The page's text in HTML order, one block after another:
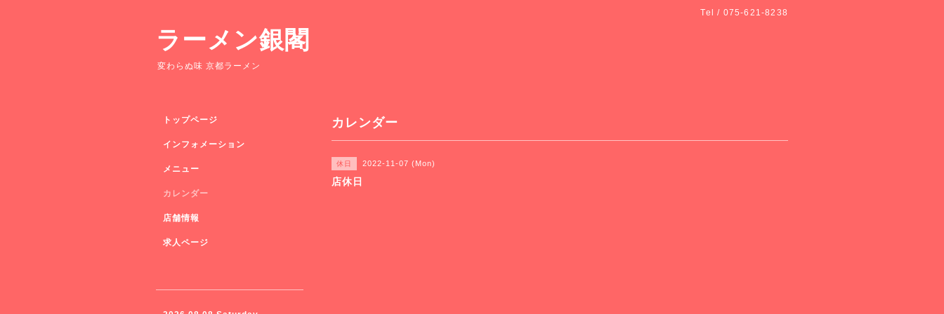
Tel / 075-621-8238
ラーメン銀閣
変わらぬ味 京都ラーメン
カレンダー
休日 2022-11-07 (Mon)
店休日
トップページ
インフォメーション
メニュー
カレンダー
店舗情報
求人ページ